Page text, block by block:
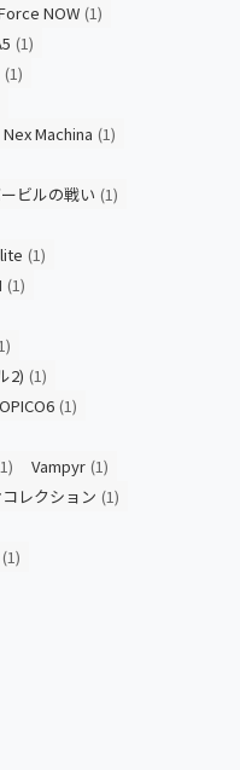
NOW (1)
(1)
(1)
Nex Machina (1)
ビルの戦い (1)
(1)
(1)
2) (1)
(1)
Vampyr (1)
レクション (1)
(1)